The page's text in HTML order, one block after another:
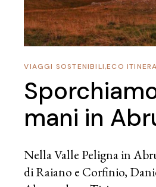
ECO
,
VIAGGI SOSTENIBILI
mani in
Nella Valle Peligna in
di Raiano e Corfinio,